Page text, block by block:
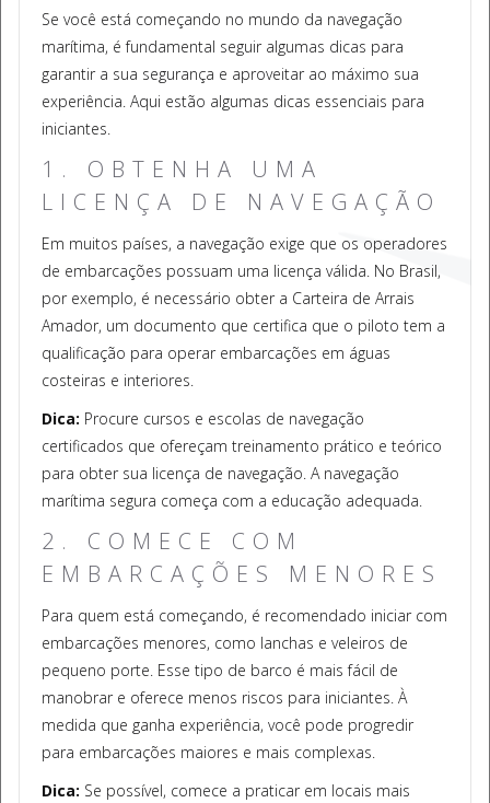
Se você está começando no mundo da navegação
marítima, é fundamental seguir algumas dicas para
garantir a sua segurança e aproveitar ao máximo sua
experiência. Aqui estão algumas dicas essenciais para
iniciantes.
1. OBTENHA UMA
LICENÇA DE NAVEGAÇÃO
Em muitos países, a navegação exige que os operadores
de embarcações possuam uma licença válida. No Brasil,
por exemplo, é necessário obter a Carteira de Arrais
Amador, um documento que certifica que o piloto tem a
qualificação para operar embarcações em águas
costeiras e interiores.
Dica: Procure cursos e escolas de navegação
certificados que ofereçam treinamento prático e teórico
para obter sua licença de navegação. A navegação
marítima segura começa com a educação adequada.
2. COMECE COM
EMBARCAÇÕES MENORES
Para quem está começando, é recomendado iniciar com
embarcações menores, como lanchas e veleiros de
pequeno porte. Esse tipo de barco é mais fácil de
manobrar e oferece menos riscos para iniciantes. À
medida que ganha experiência, você pode progredir
para embarcações maiores e mais complexas.
Dica: Se possível, comece a praticar em locais mais